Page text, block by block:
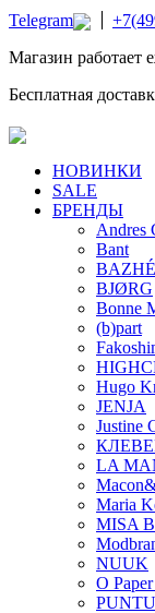
Telegram
Магазин работает
Бесплатная
НОВИНКИ
SALE
БРЕНДЫ
Andres
Bant
BJØRG
Bonne
(b)part
Hugo
JENJA
Justine
LA
Maria
MISA
NUUK
O